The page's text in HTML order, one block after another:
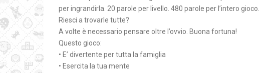
per ingrandirla. 20 parole per livello. 480 parole per l’intero gioco.
Riesci a trovarle tutte?
A volte è necessario pensare oltre l’ovvio. Buona fortuna!
Questo gioco:
• E’ divertente per tutta la famiglia
• Esercita la tua mente